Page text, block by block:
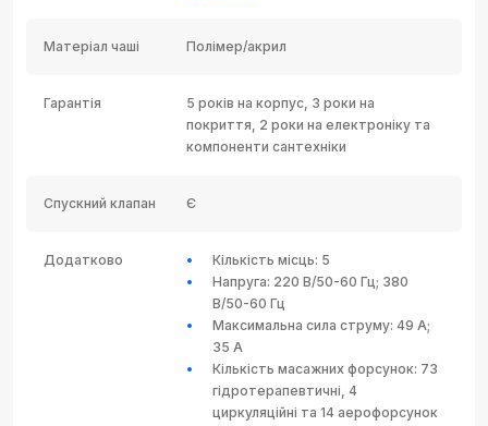
Матеріал чаші Полімер/акрил
Гарантія
5 років на корпус, 3 роки на
покриття, 2 роки на електроніку та
компоненти сантехніки
Спускний клапан Є
Додатково
Кількість місць: 5
Напруга: 220 В/50-60 Гц; 380
В/50-60 Гц
Максимальна сила струму: 49 А;
35 А
Кількість масажних форсунок: 73
гідротерапевтичні, 4
циркуляційні та 14 аерофорсунок